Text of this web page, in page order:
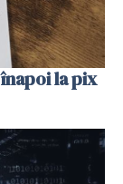
la pix